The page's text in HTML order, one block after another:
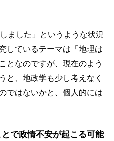
ました」というような状況
しているテーマは「地理は
となのですが、現在のよう
と、地政学も少し考えなく
ではないかと、個人的には
で政情不安が起こる可能